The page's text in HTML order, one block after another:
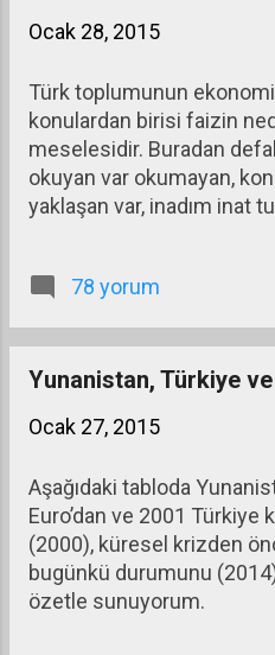
Ocak 28, 2015
Türk toplumunun
konulardan birisi faizin
meselesidir. Buradan
okuyan var okumayan,
yaklaşan var, inadım inat
düşeceğini açıklamaya
78 yorum
Yunanistan, Türkiye
Ocak 27, 2015
Aşağıdaki tabloda
Euro’dan ve 2001
(2000), küresel krizden
bugünkü durumunu (2014)
özetle sunuyorum.